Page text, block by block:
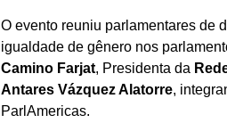
O evento reuniu parlamentares de
igualdade de gênero nos
Camino Farjat, Presidenta da
Antares Vázquez Alatorre,
ParlAmericas.